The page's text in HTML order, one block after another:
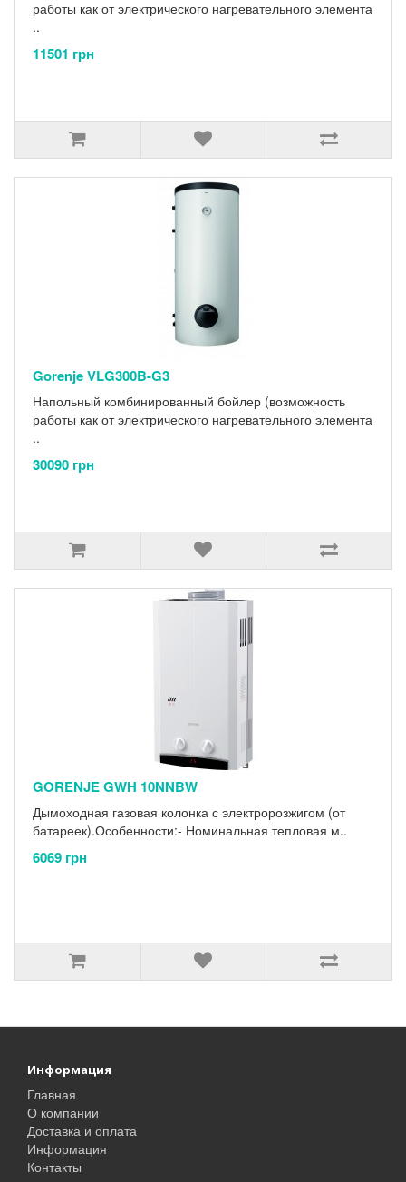
работы как от электрического нагревательного элемента
..
11501 грн
Gorenje VLG300B-G3
Напольный комбинированный бойлер (возможность
работы как от электрического нагревательного элемента
..
30090 грн
GORENJE GWH 10NNBW
Дымоходная газовая колонка с электророзжигом (от
батареек).Особенности:- Номинальная тепловая м..
6069 грн
Информация
Главная
О компании
Доставка и оплата
Информация
Контакты